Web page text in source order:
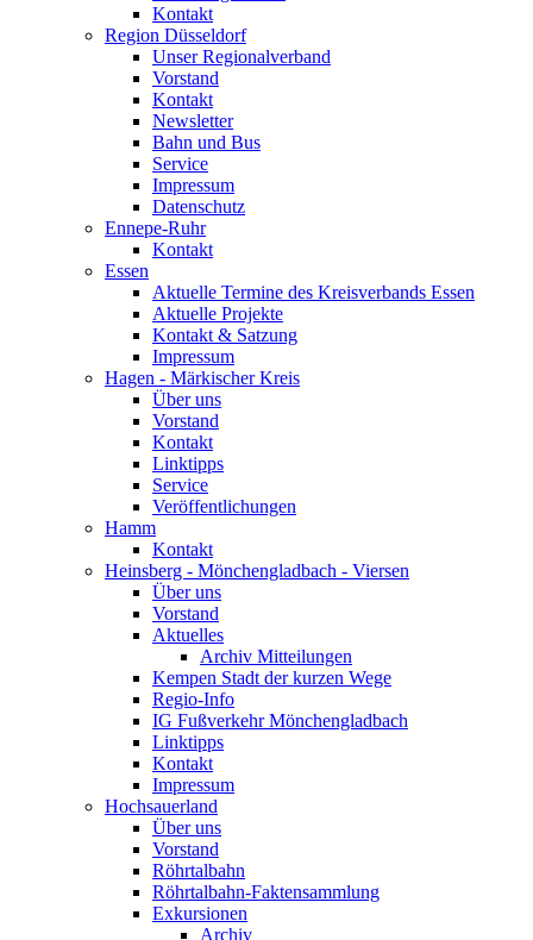
Kontakt
Region Düsseldorf
Unser Regionalverband
Vorstand
Kontakt
Newsletter
Bahn und Bus
Service
Impressum
Datenschutz
Ennepe-Ruhr
Kontakt
Essen
Aktuelle Termine des Kreisverbands Essen
Aktuelle Projekte
Kontakt & Satzung
Impressum
Hagen - Märkischer Kreis
Über uns
Vorstand
Kontakt
Linktipps
Service
Veröffentlichungen
Hamm
Kontakt
Heinsberg - Mönchengladbach - Viersen
Über uns
Vorstand
Aktuelles
Archiv Mitteilungen
Kempen Stadt der kurzen Wege
Regio-Info
IG Fußverkehr Mönchengladbach
Linktipps
Kontakt
Impressum
Hochsauerland
Über uns
Vorstand
Röhrtalbahn
Röhrtalbahn-Faktensammlung
Exkursionen
Archiv